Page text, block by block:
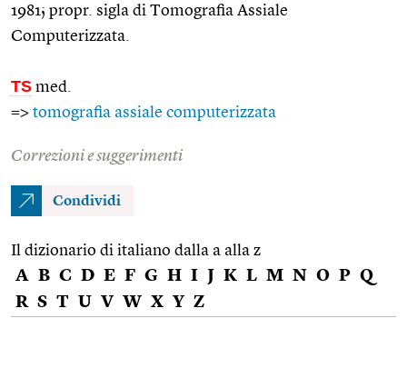
1981; propr. sigla di Tomografia Assiale
Computerizzata.
TS med.
=> tomografia assiale computerizzata
Correzioni e suggerimenti
Condividi
Il dizionario di italiano dalla a alla z
A B C D E F G H I J K L M N O P Q
R S T U V W X Y Z